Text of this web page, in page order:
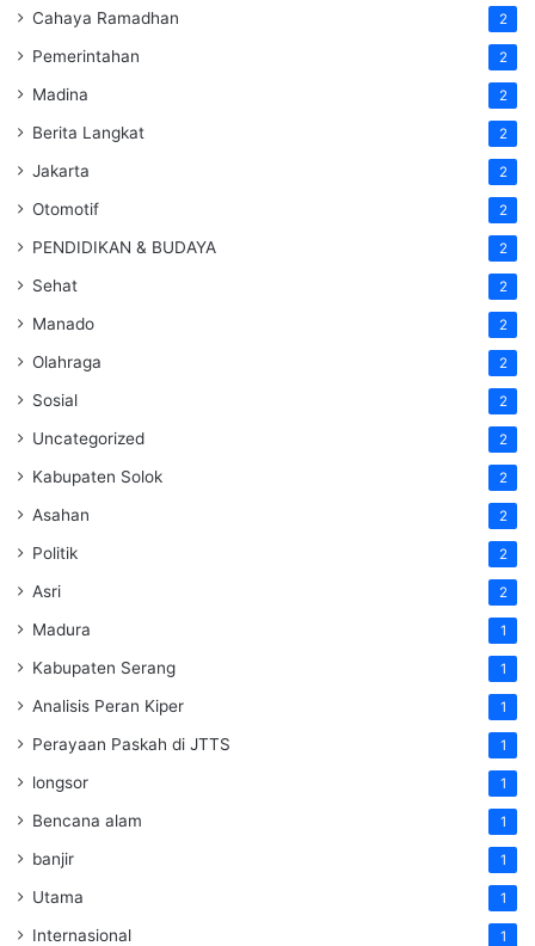
Cahaya Ramadhan 2
Pemerintahan 2
Madina 2
Berita Langkat 2
Jakarta 2
Otomotif 2
PENDIDIKAN & BUDAYA 2
Sehat 2
Manado 2
Olahraga 2
Sosial 2
Uncategorized 2
Kabupaten Solok 2
Asahan 2
Politik 2
Asri 2
Madura 1
Kabupaten Serang 1
Analisis Peran Kiper 1
Perayaan Paskah di JTTS 1
longsor 1
Bencana alam 1
banjir 1
Utama 1
Internasional 1